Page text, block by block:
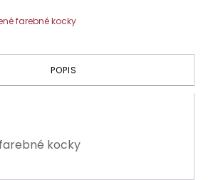
farebné kocky
POPIS
kocky